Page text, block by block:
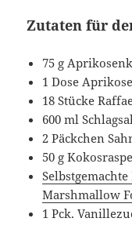
Zutaten für
75 g
1 Dose
18 Stücke
600 ml
2 Päckchen
50 g
Selbstgemachte
Marshmallow
1 Pck.